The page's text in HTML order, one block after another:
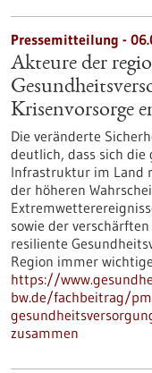
Pressemitteilung -
Akteure der
Krisenvorsorge
Die veränderte
deutlich, dass sich die
Infrastruktur im Land
der höheren
sowie der
resiliente
Region immer
https://
bw.de/fachbeitrag/
zusammen